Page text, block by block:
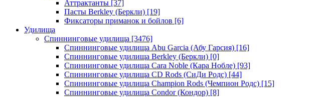
Аттрактанты [37]
Пасты Berkley (Беркли) [19]
Фиксаторы приманок и бойлов [6]
Удилища
Спиннинговые удилища [3476]
Спиннинговые удилища Abu Garcia (Абу Гарсия) [16]
Спиннинговые удилища Berkley (Беркли) [0]
Спиннинговые удилища Cara Noble (Кара Нобле) [93]
Спиннинговые удилища CD Rods (СиДи Родс) [44]
Спиннинговые удилища Champion Rods (Чемпион Родс) [15]
Спиннинговые удилища Condor (Кондор) [8]